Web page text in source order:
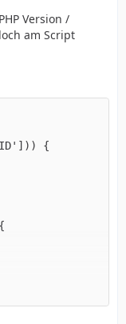
Version /
am Script